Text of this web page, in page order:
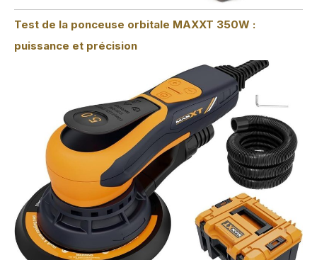
Test de la ponceuse orbitale MAXXT 350W :
puissance et précision